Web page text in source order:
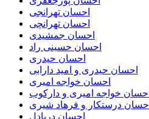
احسان تهرانجی
احسان تهرانچی
احسان جمشیدی
احسان حسینی راد
احسان حیدری
احسان حیدری و امید دارابی
احسان خواجه امیری
احسان خواجه امیری و دارکوب
احسان درستكار و فرهاد شيرى
احسان دریادل